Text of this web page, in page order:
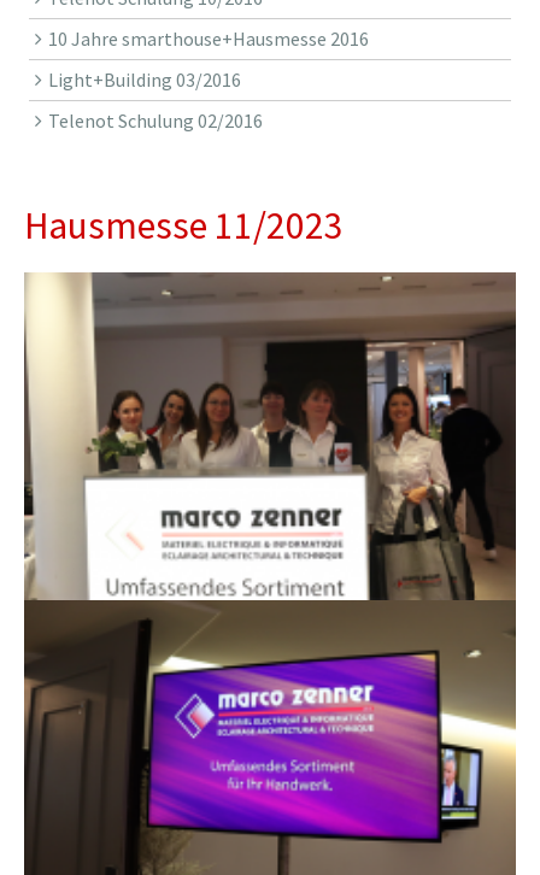
10 Jahre smarthouse+Hausmesse 2016
Light+Building 03/2016
Telenot Schulung 02/2016
Hausmesse 11/2023